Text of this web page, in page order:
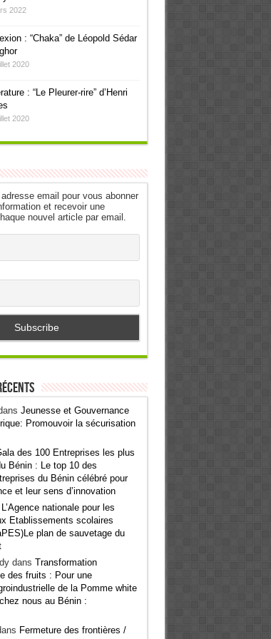
2022
: “Chaka” de Léopold Sédar
2020
: “Le Pleurer-rire” d’Henri
2020
email pour vous abonner
et recevoir une
nouvel article par email.
Jeunesse et Gouvernance
Promouvoir la sécurisation
des 100 Entreprises les plus
Bénin : Le top 10 des
du Bénin célébré pour
et leur sens d’innovation
L’Agence nationale pour les
Etablissements scolaires
plan de sauvetage du
dans Transformation
des fruits : Pour une
de la Pomme white
nous au Bénin :
Fermeture des frontières /